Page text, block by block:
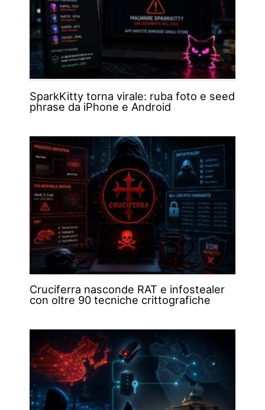
SparkKitty torna virale: ruba foto e seed
phrase da iPhone e Android
Cruciferra nasconde RAT e infostealer
con oltre 90 tecniche crittografiche